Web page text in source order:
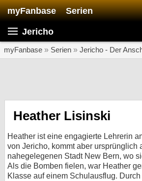
myFanbase Serien
Jericho
myFanbase » Serien » Jericho - Der
Heather Lisinski
Heather ist eine engagierte Lehrerin
von Jericho, kommt aber ursprünglich
nahegelegenen Stadt New Bern, wo
Als die Bomben fielen, war Heather
Klasse auf einem Schulausflug.
Serie
SERIEN
KULTUR
Specials
SERVICE